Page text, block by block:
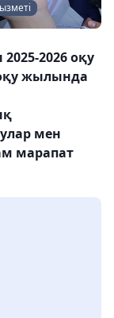
2026 оқу
жылында
мен
марапат